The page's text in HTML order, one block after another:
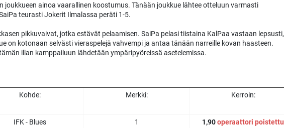
joukkueen ainoa vaarallinen koostumus. Tänään joukkue lähtee otteluun varmasti
teurasti Jokerit Ilmalassa peräti 1-5.
pikkuvaivat, jotka estävät pelaamisen. SaiPa pelasi tiistaina KalPaa vastaan lepsusti,
on kotonaan selvästi vieraspelejä vahvempi ja antaa tänään narreille kovan haasteen.
illan kamppailuun lähdetään ympäripyöreissä asetelemissa.
Kohde: Merkki: Kerroin:
IFK - Blues 1 1,90operaattori poistettu